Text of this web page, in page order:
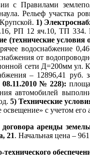
с Правилами
Рельеф участка
1)
РП 12 яч.10, ТП 334.
(технические
водоснабжение
от
сети Д=200мм ул.
– 12896,41
08.11.2010 № 228):
автомобилей
5) Технические
освещение» с учетом
аренды
21. Начальная цена –